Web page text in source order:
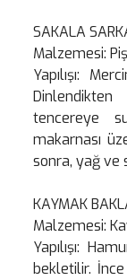
SAKALA
Malzemesi:
Yapılışı:
tencereye
makarnası
sonra, yağ ve
KAYMAK
Malzemesi:
Yapılışı:
bekletilir. İnce